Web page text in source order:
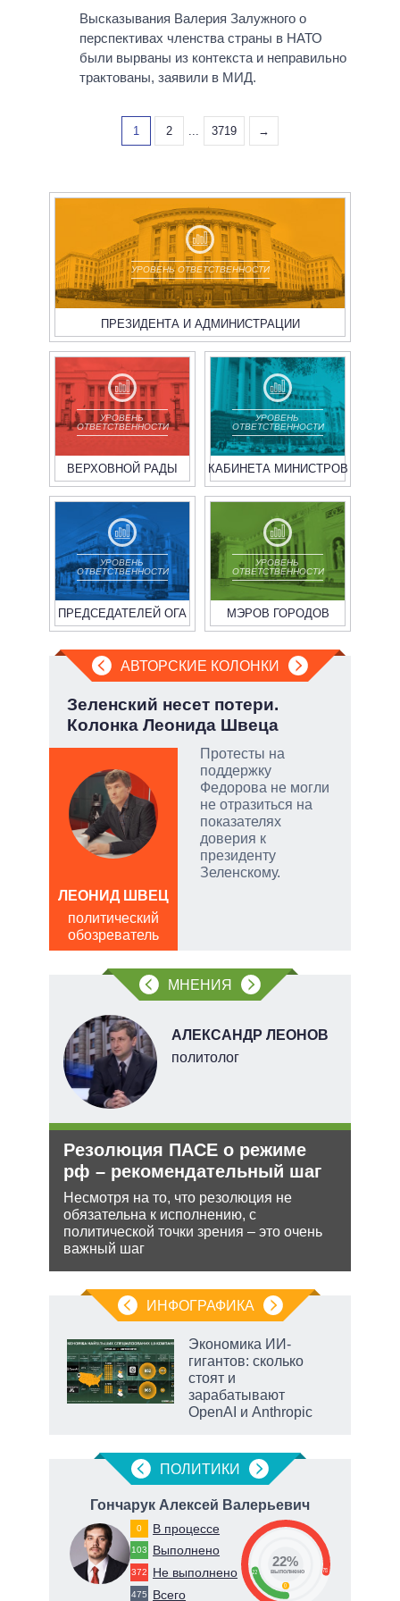
Высказывания Валерия Залужного о
перспективах членства страны в НАТО
были вырваны из контекста и неправильно
трактованы, заявили в МИД.
1 2 ... 3719 →
УРОВЕНЬ ОТВЕТСТВЕННОСТИ
ПРЕЗИДЕНТА И АДМИНИСТРАЦИИ
УРОВЕНЬ
ОТВЕТСТВЕННОСТИ
ВЕРХОВНОЙ РАДЫ
УРОВЕНЬ
ОТВЕТСТВЕННОСТИ
КАБИНЕТА МИНИСТРОВ
УРОВЕНЬ
ОТВЕТСТВЕННОСТИ
ПРЕДСЕДАТЕЛЕЙ ОГА
УРОВЕНЬ
ОТВЕТСТВЕННОСТИ
МЭРОВ ГОРОДОВ
АВТОРСКИЕ КОЛОНКИ
Зеленский несет потери.
Колонка Леонида Швеца
Протесты на
поддержку
Федорова не могли
не отразиться на
показателях
доверия к
президенту
Зеленскому.
ЛЕОНИД ШВЕЦ
политический
обозреватель
МНЕНИЯ
АЛЕКСАНДР ЛЕОНОВ
политолог
Резолюция ПАСЕ о режиме
рф – рекомендательный шаг
Несмотря на то, что резолюция не
обязательна к исполнению, с
политической точки зрения – это очень
важный шаг
ИНФОГРАФИКА
Экономика ИИ-
гигантов: сколько
стоят и
зарабатывают
OpenAI и Anthropic
ПОЛИТИКИ
Гончарук Алексей Валерьевич
0 В процессе
103 Выполнено
372 Не выполнено
475 Всего
78
22
0
22%
выполнено